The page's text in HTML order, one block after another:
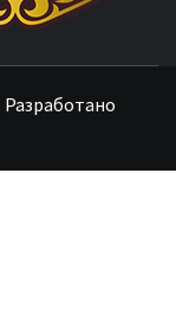
Разработано